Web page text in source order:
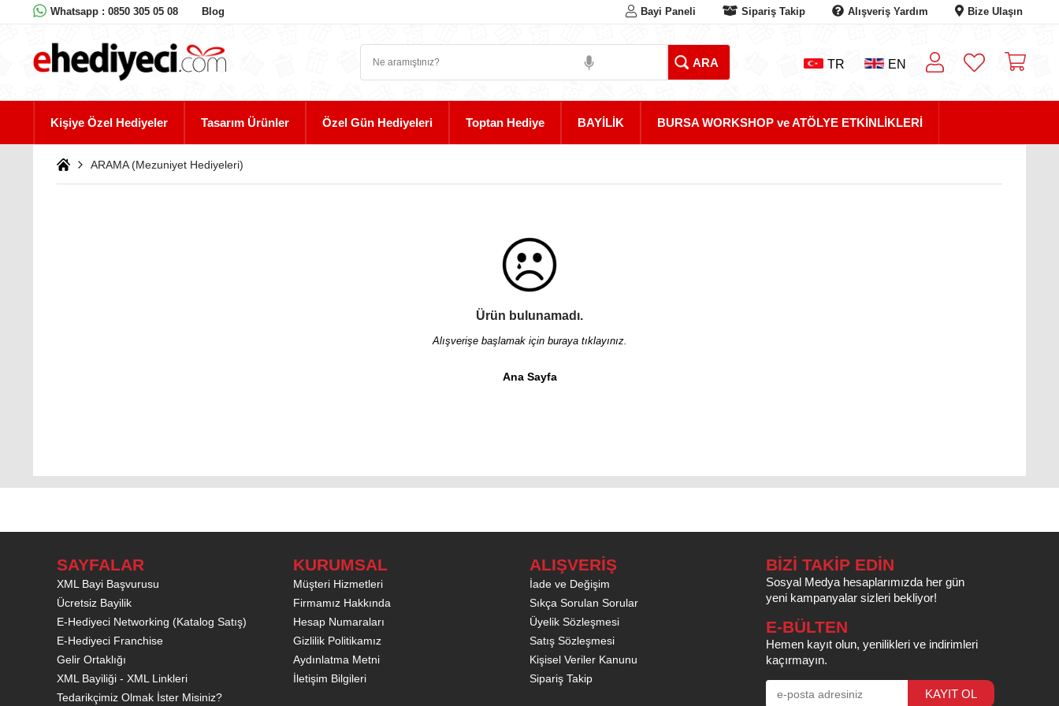
Whatsapp : 0850 305 05 08 Blog Bayi Paneli Sipariş Takip Alışveriş Yardım Bize Ulaşın
TR EN
Kişiye Özel Hediyeler Tasarım Ürünler Özel Gün Hediyeleri Toptan Hediye BAYİLİK BURSA WORKSHOP ve ATÖLYE ETKİNLİKLERİ
ARAMA (Mezuniyet Hediyeleri)
Ürün bulunamadı.
Alışverişe başlamak için buraya tıklayınız.
Ana Sayfa
SAYFALAR
XML Bayi Başvurusu
Ücretsiz Bayilik
E-Hediyeci Networking (Katalog Satış)
E-Hediyeci Franchise
Gelir Ortaklığı
XML Bayiliği - XML Linkleri
Tedarikçimiz Olmak İster Misiniz?
KURUMSAL
Müşteri Hizmetleri
Firmamız Hakkında
Hesap Numaraları
Gizlilik Politikamız
Aydınlatma Metni
İletişim Bilgileri
ALIŞVERİŞ
İade ve Değişim
Sıkça Sorulan Sorular
Üyelik Sözleşmesi
Satış Sözleşmesi
Kişisel Veriler Kanunu
Sipariş Takip
BİZİ TAKİP EDİN
Sosyal Medya hesaplarımızda her gün
yeni kampanyalar sizleri bekliyor!
E-BÜLTEN
Hemen kayıt olun, yenilikleri ve indirimleri
kaçırmayın.